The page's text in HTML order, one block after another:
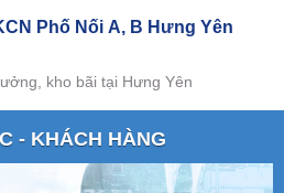
Phố Nối A, B Hưng Yên
kho bãi tại Hưng Yên
- KHÁCH HÀNG